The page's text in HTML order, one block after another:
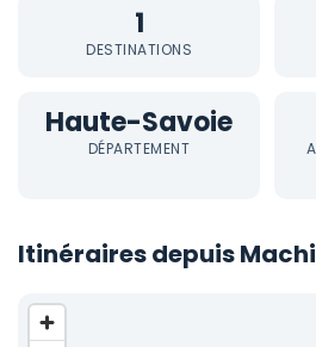
1
DESTINATIONS
Haute-Savoie
DÉPARTEMENT
Itinéraires depuis